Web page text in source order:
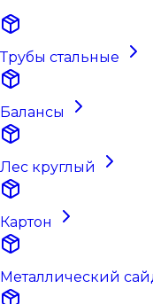
Трубы стальные
Балансы
Лес круглый
Картон
Металлический